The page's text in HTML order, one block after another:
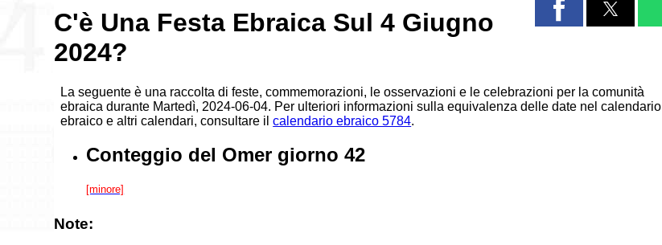
C'è Una Festa Ebraica Sul 4 Giugno
2024?
La seguente è una raccolta di feste, commemorazioni, le osservazioni e le celebrazioni per la comunità
ebraica durante Martedì, 2024-06-04. Per ulteriori informazioni sulla equivalenza delle date nel calendario
ebraico e altri calendari, consultare ilcalendario ebraico 5784.
Conteggio del Omer giorno 42
[minore]
Note: